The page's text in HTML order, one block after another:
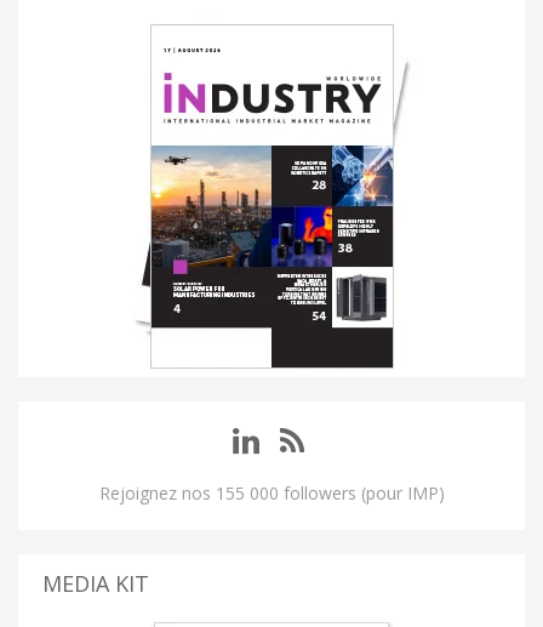
Rejoignez nos 155 000 followers (pour IMP)
MEDIA KIT